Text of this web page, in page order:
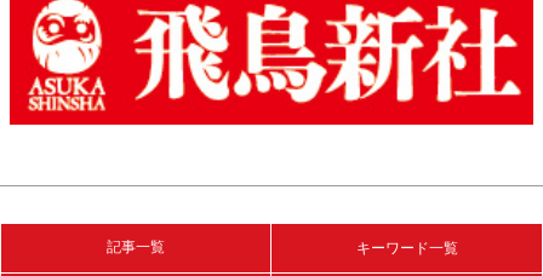
記事一覧 キーワード一覧